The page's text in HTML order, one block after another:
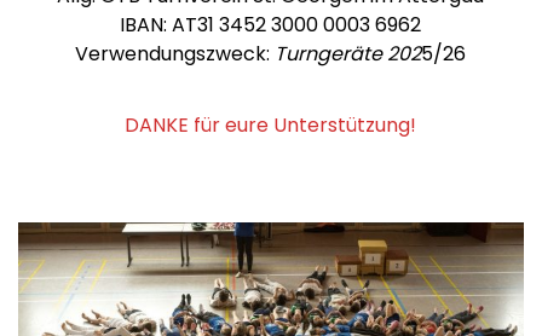
IBAN: AT31 3452 3000 0003 6962
Verwendungszweck: Turngeräte 2025/26
DANKE für eure Unterstützung!